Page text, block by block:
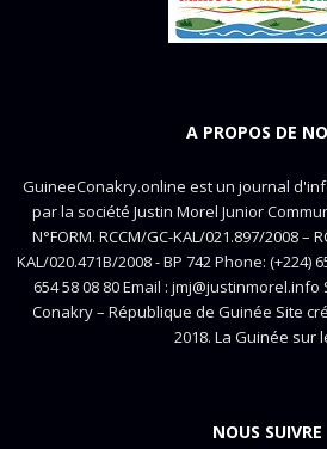
A PROPOS DE
GuineeConakry.online est un journal
par la société Justin Morel Junior
N°FORM. RCCM/GC-KAL/021.897/2008 –
KAL/020.471B/2008 - BP 742 Phone: (+224)
654 58 08 80 Email :
Conakry – République de Guinée Site
2018. La Guinée sur
NOUS SUIVRE